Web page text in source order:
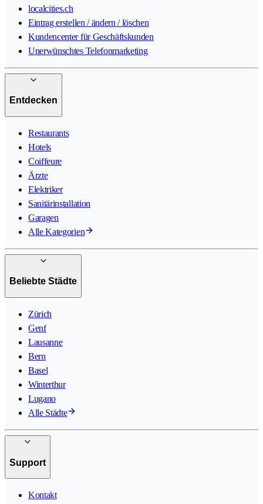
localcities.ch
Eintrag erstellen / ändern / löschen
Kundencenter für Geschäftskunden
Unerwünschtes Telefonmarketing
Entdecken
Restaurants
Hotels
Coiffeure
Ärzte
Elektriker
Sanitärinstallation
Garagen
Alle Kategorien
Beliebte Städte
Zürich
Genf
Lausanne
Bern
Basel
Winterthur
Lugano
Alle Städte
Support
Kontakt